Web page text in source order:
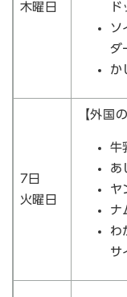
木曜日
ソ
ダ
か
7日
火曜日
【外国
牛
あ
ヤ
ナ
わ
サ